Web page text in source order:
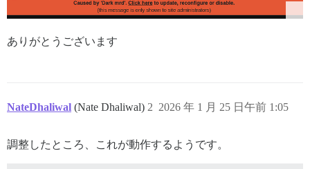
ありがとうございます
NateDhaliwal (Nate Dhaliwal) 2026 年 1 月 25 日午前 1:05
2
調整したところ、これが動作するようです。